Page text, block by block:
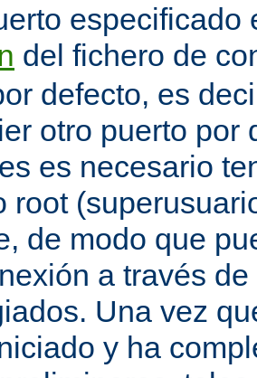
especificado
del fichero de
defecto, es
otro puerto por
es necesario
root
de modo que
a través
Una vez
y ha